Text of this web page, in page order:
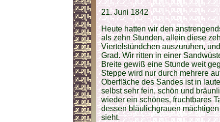
21. Juni 1842
Heute hatten wir den
als zehn Stunden, allein diese
Viertelstündchen auszuruhen,
Grad. Wir ritten in einer
Breite gewiß eine Stunde weit
Steppe wird nur durch mehrere
Oberfläche des Sandes ist in
selbst sehr fein, schön und
wieder ein schönes, fruchtbares
dessen bläulichgrauen
sieht.